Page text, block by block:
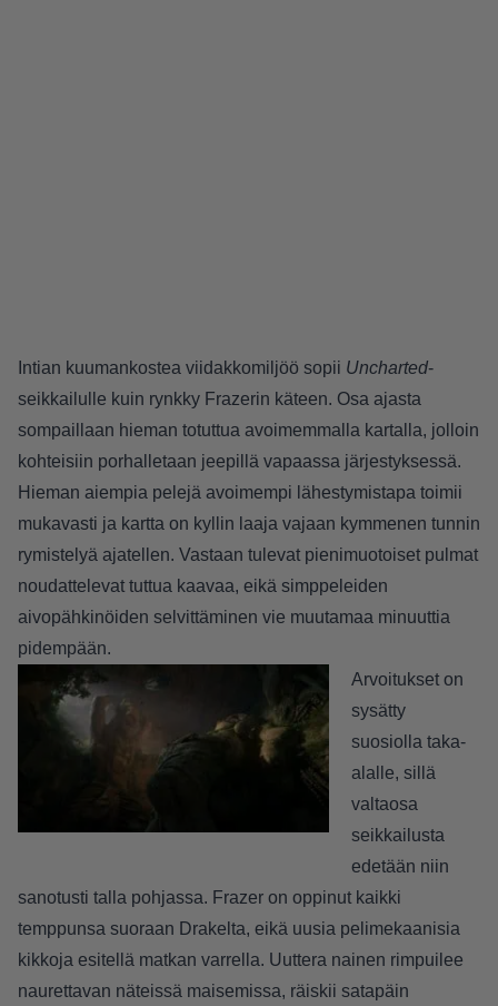
Intian kuumankostea viidakkomiljöö sopii Uncharted-
seikkailulle kuin rynkky Frazerin käteen. Osa ajasta
sompaillaan hieman totuttua avoimemmalla kartalla, jolloin
kohteisiin porhalletaan jeepillä vapaassa järjestyksessä.
Hieman aiempia pelejä avoimempi lähestymistapa toimii
mukavasti ja kartta on kyllin laaja vajaan kymmenen tunnin
rymistelyä ajatellen. Vastaan tulevat pienimuotoiset pulmat
noudattelevat tuttua kaavaa, eikä simppeleiden
aivopähkinöiden selvittäminen vie muutamaa minuuttia
pidempään.
Arvoitukset on
sysätty
suosiolla taka-
alalle, sillä
valtaosa
seikkailusta
edetään niin
sanotusti talla pohjassa. Frazer on oppinut kaikki
temppunsa suoraan Drakelta, eikä uusia pelimekaanisia
kikkoja esitellä matkan varrella. Uuttera nainen rimpuilee
naurettavan näteissä maisemissa, räiskii satapäin